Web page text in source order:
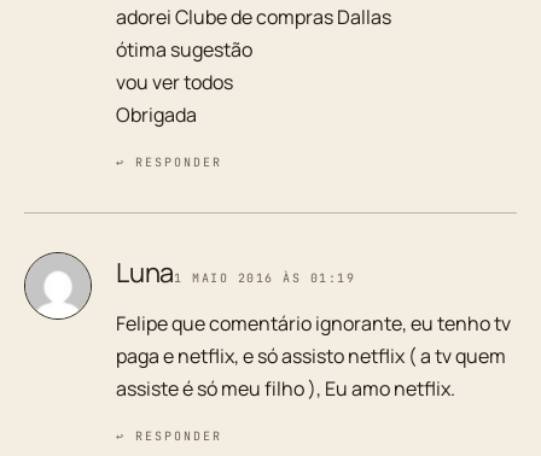
adorei Clube de compras Dallas
ótima sugestão
vou ver todos
Obrigada
↩ RESPONDER
Luna1 MAIO 2016 ÀS 01:19
Felipe que comentário ignorante, eu tenho tv
paga e netflix, e só assisto netflix ( a tv quem
assiste é só meu filho ), Eu amo netflix.
↩ RESPONDER